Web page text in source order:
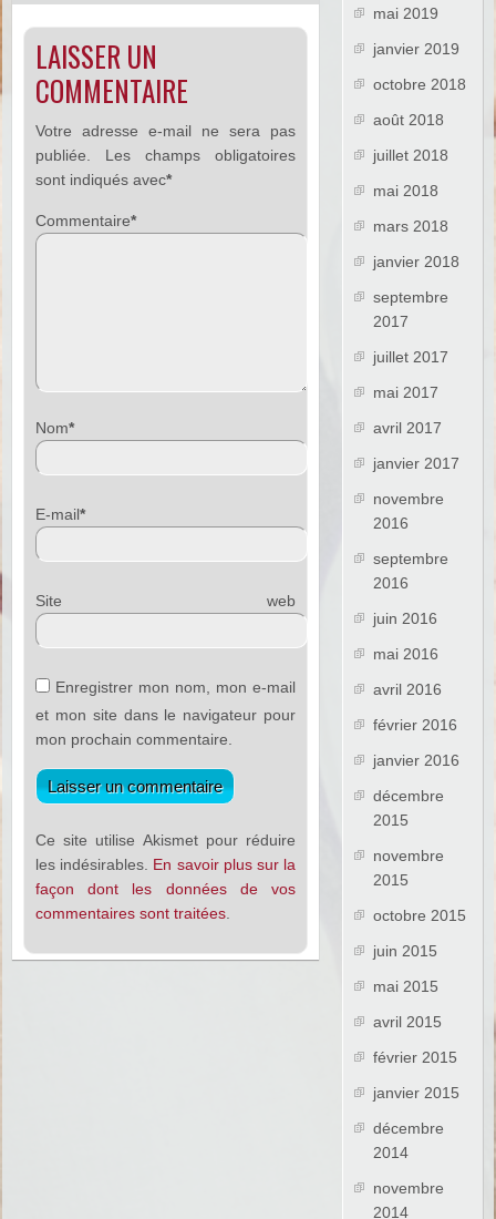
LAISSER UN
COMMENTAIRE
Votre adresse e-mail ne sera pas
publiée.
Les champs obligatoires
sont indiqués avec*
Commentaire*
Nom*
E-mail*
Site web
Enregistrer mon nom, mon e-mail
et mon site dans le navigateur pour
mon prochain commentaire.
Ce site utilise Akismet pour réduire
les indésirables. En savoir plus sur la
façon dont les données de vos
commentaires sont traitées
mai 2019
janvier 2019
octobre 2018
août 2018
juillet 2018
mai 2018
mars 2018
janvier 2018
septembre
2017
juillet 2017
mai 2017
avril 2017
janvier 2017
novembre
2016
septembre
2016
juin 2016
mai 2016
avril 2016
février 2016
janvier 2016
décembre
2015
novembre
2015
octobre 2015
juin 2015
mai 2015
avril 2015
février 2015
janvier 2015
décembre
2014
novembre
2014